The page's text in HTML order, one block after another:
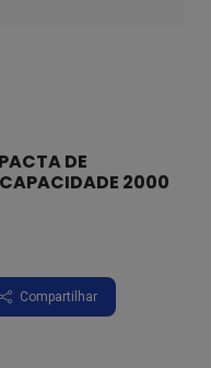
DE
2000
Compartilhar